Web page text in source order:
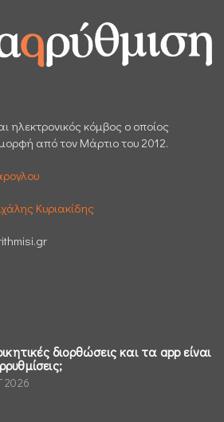
ηλεκτρονικός κόμβος ο οποίος
από τον Μάρτιο του 2012.
Κυριακίδης
διορθώσεις και τα app είναι
2026